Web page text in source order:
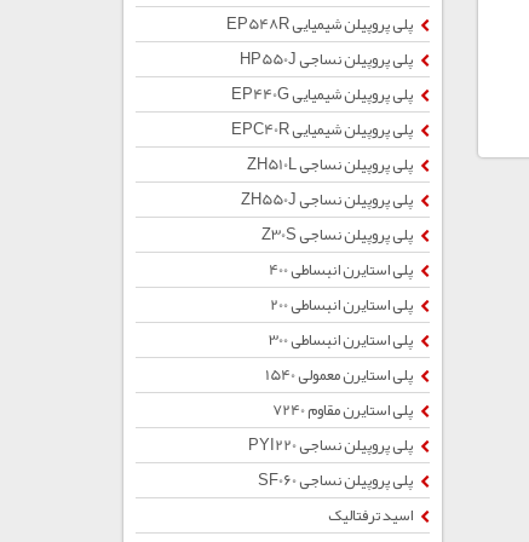
پلی پروپیلن شیمیایی EP548R
پلی پروپیلن نساجی HP550J
پلی پروپیلن شیمیایی EP440G
پلی پروپیلن شیمیایی EPC40R
پلی پروپیلن نساجی ZH510L
پلی پروپیلن نساجی ZH550J
پلی پروپیلن نساجی Z30S
پلی استایرن انبساطی 400
پلی استایرن انبساطی 200
پلی استایرن انبساطی 300
پلی استایرن معمولی 1540
پلی استایرن مقاوم 7240
پلی پروپیلن نساجی PYI220
پلی پروپیلن نساجی SF060
اسید ترفتالیک